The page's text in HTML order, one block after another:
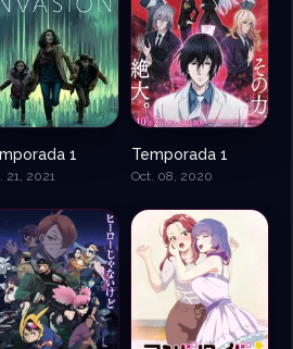
1
21, 2021
Temporada 1
Oct. 08, 2020